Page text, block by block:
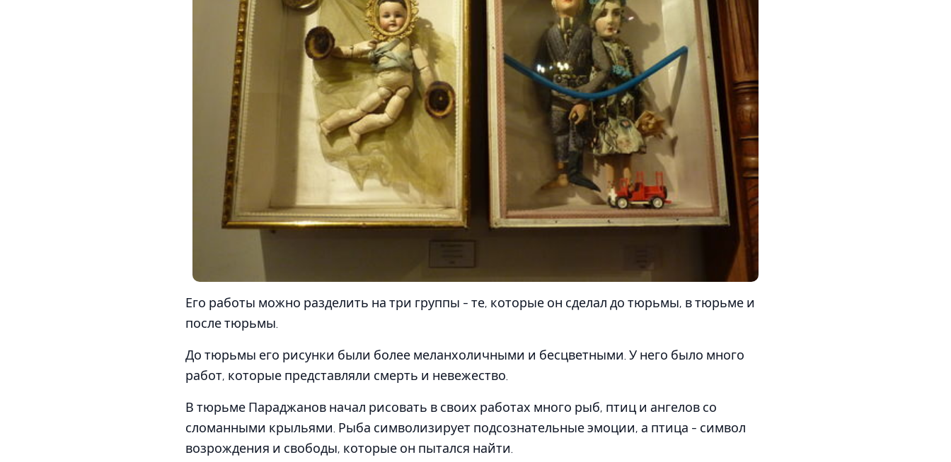
Его работы можно разделить на три группы - те, которые он сделал до тюрьмы, в тюрьме и
после тюрьмы.
До тюрьмы его рисунки были более меланхоличными и бесцветными. У него было много
работ, которые представляли смерть и невежество.
В тюрьме Параджанов начал рисовать в своих работах много рыб, птиц и ангелов со
сломанными крыльями. Рыба символизирует подсознательные эмоции, а птица - символ
возрождения и свободы, которые он пытался найти.